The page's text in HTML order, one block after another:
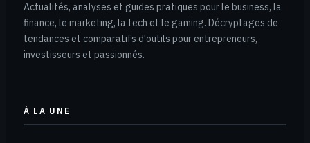
Actualités, analyses et guides pratiques pour le business, la
finance, le marketing, la tech et le gaming. Décryptages de
tendances et comparatifs d'outils pour entrepreneurs,
investisseurs et passionnés.
À LA UNE